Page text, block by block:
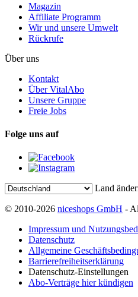
Magazin
Affiliate Programm
Wir und unsere Umwelt
Rückrufe
Über uns
Kontakt
Über VitalAbo
Unsere Gruppe
Freie Jobs
Folge uns auf
Land
© 2010-2026 niceshops GmbH -
Impressum und
Datenschutz
Allgemeine
Barrierefreiheitserklärung
Datenschutz-Einstellungen
Abo-Verträge hier kündigen